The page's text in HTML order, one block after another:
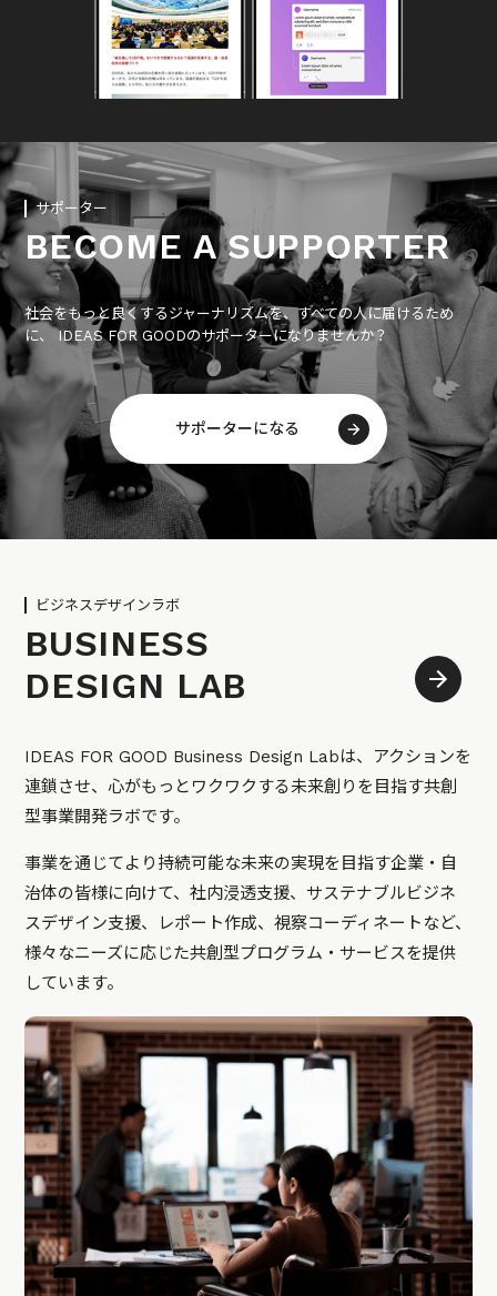
サポーター
BECOME A SUPPORTER
社会をもっと良くするジャーナリズムを、すべての人に届けるため
に、 IDEAS FOR GOODのサポーターになりませんか？
サポーターになる
ビジネスデザインラボ
BUSINESS
DESIGN LAB
IDEAS FOR GOOD Business Design Labは、アクションを
連鎖させ、心がもっとワクワクする未来創りを目指す共創
型事業開発ラボです。
事業を通じてより持続可能な未来の実現を目指す企業・自
治体の皆様に向けて、社内浸透支援、サステナブルビジネ
スデザイン支援、レポート作成、視察コーディネートなど、
様々なニーズに応じた共創型プログラム・サービスを提供
しています。